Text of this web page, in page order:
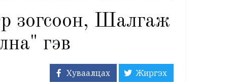
зогсоон, Шалгаж
гэв
Хуваалцах Жиргэх